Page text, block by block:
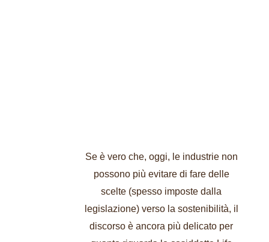
Se è vero che, oggi, le industrie non
possono più evitare di fare delle
scelte (spesso imposte dalla
legislazione) verso la sostenibilità, il
discorso è ancora più delicato per